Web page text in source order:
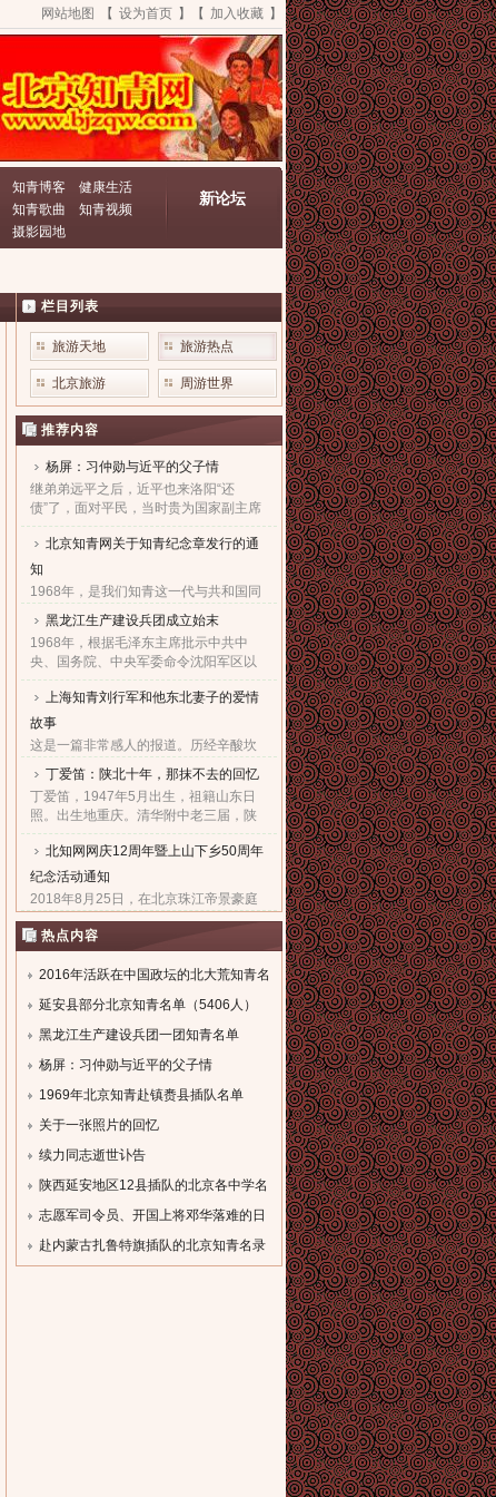
网站地图 【 设为首页 】【 加入收藏 】
知青博客
健康生活
知青歌曲
知青视频
摄影园地
新论坛
栏目列表
旅游天地 旅游热点
北京旅游 周游世界
推荐内容
杨屏：习仲勋与近平的父子情
继弟弟远平之后，近平也来洛阳“还
债”了，面对平民，当时贵为国家副主席
的他，几乎90度的庄严一躬，鞠出了习
家父子对天下老百姓的良心！也鞠出了
习仲勋与近平撼人心魄的父......
北京知青网关于知青纪念章发行的通
知
1968年，是我们知青这一代与共和国同
命运共前进的同龄人值得隆重纪念的一
年。因为，知青这个在特殊历史时期产
生的特殊群体，在共和国发展的史册
上，以自己的青春、热血和忠......
黑龙江生产建设兵团成立始末
1968年，根据毛泽东主席批示中共中
央、国务院、中央军委命令沈阳军区以
原东北农垦总局所属农场为基础，组建
黑龙江生产建设兵团，在黑龙江省边境
地区执行“屯垦戍边”任务。......
上海知青刘行军和他东北妻子的爱情
故事
这是一篇非常感人的报道。历经辛酸坎
坷，终于同18年前的爱人生活到了一
起，黑龙江省五大连池市女子王亚文和
知青刘行军之间的动人爱情故事，演绎
了生活版的“小芳的故事”。......
丁爱笛：陕北十年，那抹不去的回忆
丁爱笛，1947年5月出生，祖籍山东日
照。出生地重庆。清华附中老三届，陕
北延川插队十年，做过四年生产队长，
四年大队书记兼公社副书记。1978年恢
复高考进入上海工业大学。现......
北知网网庆12周年暨上山下乡50周年
纪念活动通知
2018年8月25日，在北京珠江帝景豪庭
酒店二楼举办盛大隆重的“庆祝北京知青
网成立十二周年暨纪念上山下乡五十周
年文艺联欢会”。热烈欢迎广大知青朋友
参加。...
热点内容
2016年活跃在中国政坛的北大荒知青名
单
[field:description
function='cn_substr(@me,80)'/]...
延安县部分北京知青名单（5406人）
[field:description
function='cn_substr(@me,80)'/]...
黑龙江生产建设兵团一团知青名单
（一）
[field:description
function='cn_substr(@me,80)'/]...
杨屏：习仲勋与近平的父子情
[field:description
function='cn_substr(@me,80)'/]...
1969年北京知青赴镇赉县插队名单
[field:description
function='cn_substr(@me,80)'/]...
关于一张照片的回忆
[field:description
function='cn_substr(@me,80)'/]...
续力同志逝世讣告
[field:description
function='cn_substr(@me,80)'/]...
陕西延安地区12县插队的北京各中学名
录
[field:description
志愿军司令员、开国上将邓华落难的日
子
赴内蒙古扎鲁特旗插队的北京知青名录